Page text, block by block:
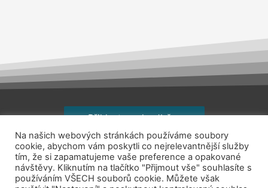
Přihlaste se k odběru
Copyright © 2026jsemhrdoprace.cz
Obchodní podmínky
Na našich webových stránkách používáme soubory
cookie, abychom vám poskytli co nejrelevantnější služby
tím, že si zapamatujeme vaše preference a opakované
návštěvy. Kliknutím na tlačítko "Přijmout vše" souhlasíte s
používáním VŠECH souborů cookie. Můžete však